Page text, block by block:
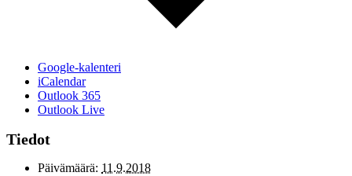
Google-kalenteri
iCalendar
Outlook 365
Outlook Live
Tiedot
Päivämäärä: 11.9.2018